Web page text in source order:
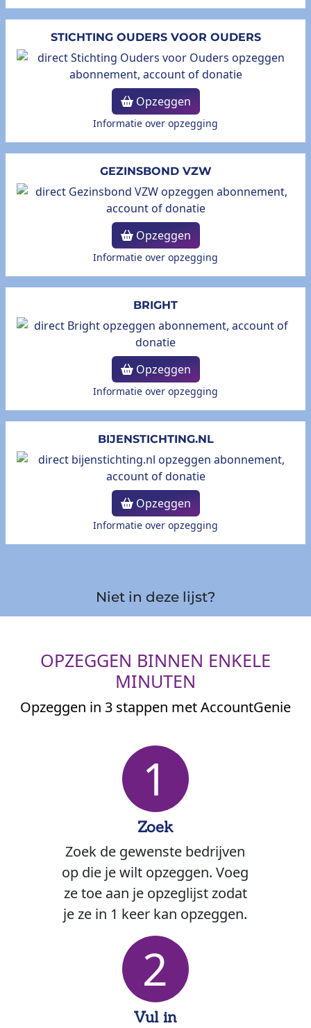
STICHTING OUDERS VOOR OUDERS
Opzeggen
Informatie over opzegging
GEZINSBOND VZW
Opzeggen
Informatie over opzegging
BRIGHT
Opzeggen
Informatie over opzegging
BIJENSTICHTING.NL
Opzeggen
Informatie over opzegging
Niet in deze lijst?
OPZEGGEN BINNEN ENKELE
MINUTEN
Opzeggen in 3 stappen met AccountGenie
1
Zoek
Zoek de gewenste bedrijven
op die je wilt opzeggen. Voeg
ze toe aan je opzeglijst zodat
je ze in 1 keer kan opzeggen.
2
Vul in